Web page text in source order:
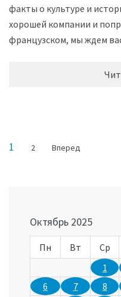
факты о культуре и
хорошей компании и
французском, мы ждем
Навигация
Страница
1 Страница
2 Вперед
Октябрь 2025
Пн Вт Ср
1
6
7 8